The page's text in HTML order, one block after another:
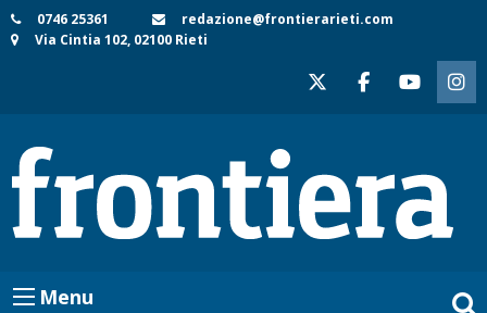
Skip
to
0746 25361
redazione@frontierarieti.com
Via Cintia 102, 02100 Rieti
Menu